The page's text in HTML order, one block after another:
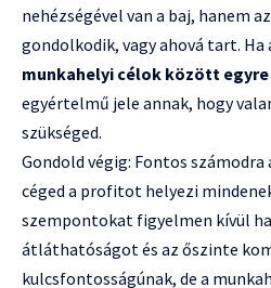
nehézségével van a baj, hanem
gondolkodik, vagy ahová tart. Ha
munkahelyi célok között
egyértelmű jele annak, hogy
szükséged.
Gondold végig: Fontos
céged a profitot helyezi
szempontokat figyelmen kívül
átláthatóságot és az őszinte
kulcsfontosságúnak, de a